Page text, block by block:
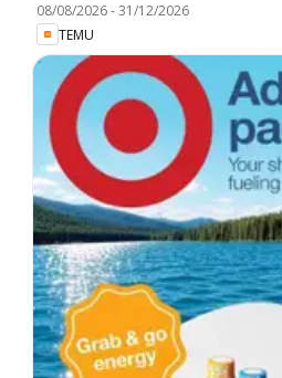
08/08/2026-31/12/2026
TEMU